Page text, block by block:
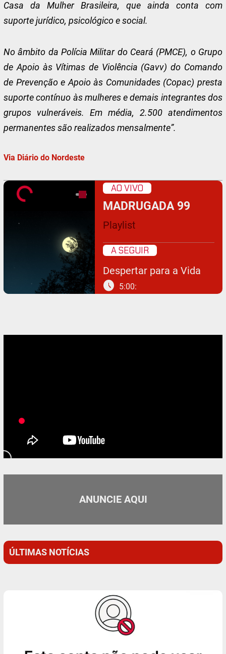
Casa da Mulher Brasileira, que ainda conta com
suporte jurídico, psicológico e social.
No âmbito da Polícia Militar do Ceará (PMCE), o Grupo
de Apoio às Vítimas de Violência (Gavv) do Comando
de Prevenção e Apoio às Comunidades (Copac) presta
suporte contínuo às mulheres e demais integrantes dos
grupos vulneráveis. Em média, 2.500 atendimentos
permanentes são realizados mensalmente”.
Via Diário do Nordeste
AO VIVO
MADRUGADA 99
Playlist
A SEGUIR
Despertar para a Vida
schedule 5:00:
ANUNCIE AQUI
ÚLTIMAS NOTÍCIAS